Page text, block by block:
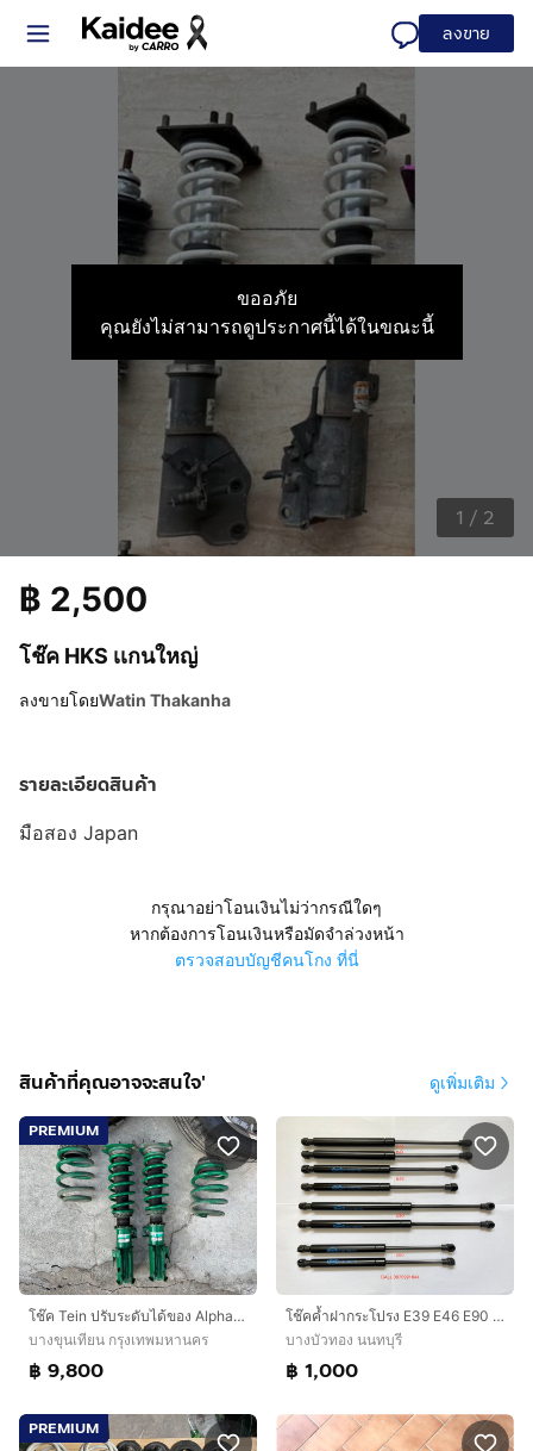
ลงขาย
ขออภัย
คุณยังไม่สามารถดูประกาศนี้ได้ในขณะนี้
1 / 2
โช๊ค HKS เเกนใหญ่
฿ 2,500
ลงขายโดยWatin Thakanha
รายละเอียดสินค้า
มือสอง Japan
กรุณาอย่าโอนเงินไม่ว่ากรณีใดๆ
หากต้องการโอนเงินหรือมัดจำล่วงหน้า
ตรวจสอบบัญชีคนโกง ที่นี่
สินค้าที่คุณอาจจะสนใจ' ดูเพิ่มเติม
PREMIUM
โช๊ค Tein ปรับระดับได้ของ Alphard30
บางขุนเทียน กรุงเทพมหานคร
฿ 9,800
โช๊คค้ำฝากระโปรง E39 E46 E90 E60 E83 E84 F10 F25 F30
บางบัวทอง นนทบุรี
฿ 1,000
PREMIUM